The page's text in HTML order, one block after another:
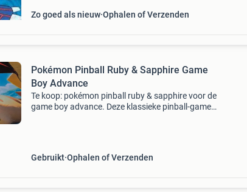
Zo goed als nieuw Ophalen of Verzenden
Pokémon Pinball Ruby & Sapphire Game
Boy Advance
Te koop: pokémon pinball ruby & sapphire voor de
game boy advance. Deze klassieke pinball-game
Gebruikt Ophalen of Verzenden